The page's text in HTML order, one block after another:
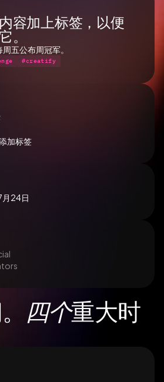
容加上标签，以便
。
五公布周冠军。
#creatify
加标签
24日
四个重大时